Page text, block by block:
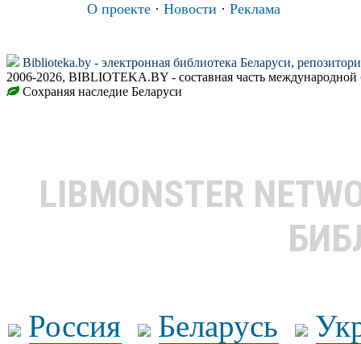
О проекте · Новости · Реклама
Biblioteka.by - электронная библиотека Беларуси,
2006-2026, BIBLIOTEKA.BY - составная часть
Сохраняя наследие Беларуси
LIBMONSTER
Россия Беларусь